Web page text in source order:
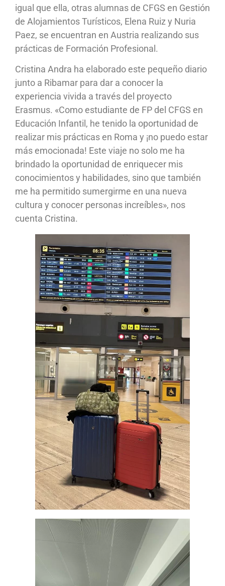
igual que ella, otras alumnas de CFGS en Gestión
de Alojamientos Turísticos, Elena Ruiz y Nuria
Paez, se encuentran en Austria realizando sus
prácticas de Formación Profesional.
Cristina Andra ha elaborado este pequeño diario
junto a Ribamar para dar a conocer la
experiencia vivida a través del proyecto
Erasmus. «Como estudiante de FP del CFGS en
Educación Infantil, he tenido la oportunidad de
realizar mis prácticas en Roma y ¡no puedo estar
más emocionada! Este viaje no solo me ha
brindado la oportunidad de enriquecer mis
conocimientos y habilidades, sino que también
me ha permitido sumergirme en una nueva
cultura y conocer personas increíbles», nos
cuenta Cristina.